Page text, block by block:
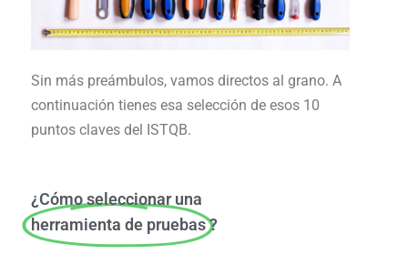
Sin más preámbulos, vamos directos al grano. A
continuación tienes esa selección de esos 10
puntos claves del ISTQB.
¿Cómo seleccionar una
herramienta de pruebas?